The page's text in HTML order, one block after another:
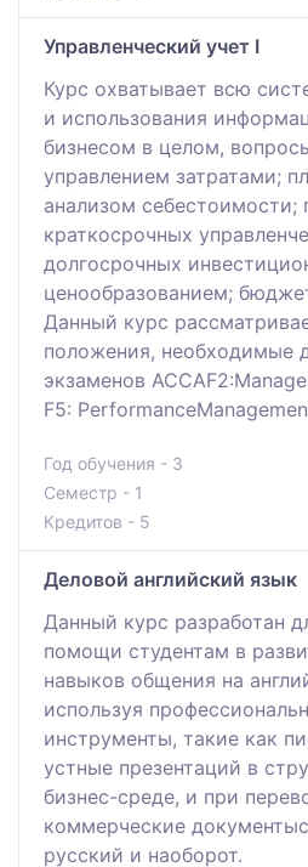
Управленческий учет I
Курс охватывает всю
и использования
бизнесом в целом,
управлением затратами;
анализом себестоимости;
краткосрочных
долгосрочных
ценообразованием;
Данный курс
положения, необходимые
экзаменов
F5:
Год обучения - 3
Семестр - 1
Кредитов - 5
Деловой английский язык
Данный курс разработан
помощи студентам в
навыков общения на
используя
инструменты, такие как
устные презентаций в
бизнес-среде, и при
коммерческие
русский и наоборот.